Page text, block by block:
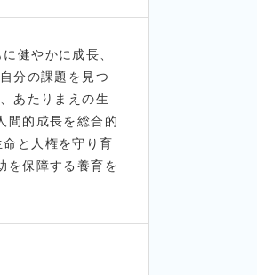
健やかに成長、
分の課題を見つ
あたりまえの生
的成長を総合的
と人権を守り育
を保障する養育を